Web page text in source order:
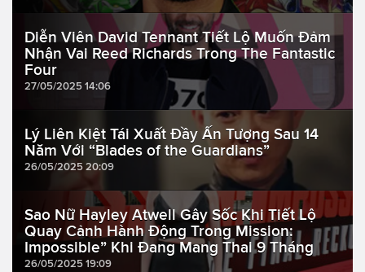
Diễn Viên David Tennant Tiết Lộ Muốn Đảm
Nhận Vai Reed Richards Trong The Fantastic
Four
27/05/2025 14:06
Lý Liên Kiệt Tái Xuất Đầy Ấn Tượng Sau 14
Năm Với “Blades of the Guardians”
26/05/2025 20:09
Sao Nữ Hayley Atwell Gây Sốc Khi Tiết Lộ
Quay Cảnh Hành Động Trong Mission:
Impossible” Khi Đang Mang Thai 9 Tháng
26/05/2025 19:09